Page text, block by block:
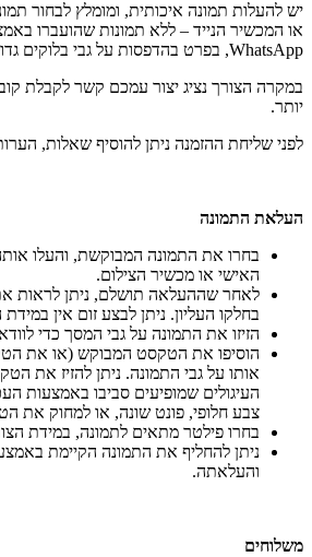
יש להעלות תמונה איכותית, ומומלץ לבחור
או המכשיר הנייד – ללא תמונות שהועברו
WhatsApp, בפרט בהדפסות על גבי בלוקים גדולים יחסית.
במקרה הצורך נציג יצור עמכם קשר לקבלת
יותר.
לפני שליחת ההזמנה ניתן להוסיף שאלות,
העלאת התמונה
בחרו את התמונה המבוקשת, והעלו
האישי או מכשיר הצילום.
לאחר שההעלאה תושלם, ניתן לראות
בחלקו העליון. ניתן לבצע זום אין במידת
הזיזו את התמונה על גבי המסך כדי
הוסיפו את הטקסט המבוקש (או את
אותו על גבי התמונה. ניתן להזיז את
העיגולים שמופיעים סביבו באמצעות
צבע חלופי, פונט שונה, או למחוק את
בחרו פילטר מתאים לתמונה, במידת
ניתן להחליף את התמונה הקיימת
והעלאתה.
משלוחים